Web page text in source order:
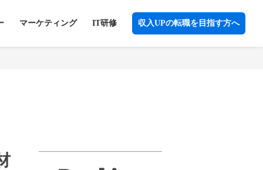
マーケティング IT研修 収入UPの転職を目指す方へ